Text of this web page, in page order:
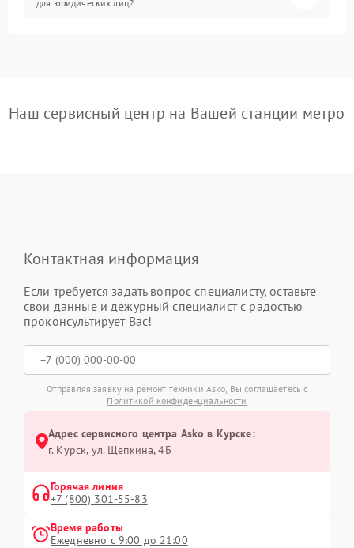
для юридических лиц?
Наш сервисный центр на Вашей станции метро
Контактная информация
Если требуется задать вопрос специалисту, оставьте
свои данные и дежурный специалист с радостью
проконсультирует Вас!
Отправляя заявку на ремонт техники Asko, Вы соглашаетесь с
Политикой конфиденциальности
Адрес сервисного центра Asko в Курске:
г. Курск, ул. Щепкина, 4Б
Горячая линия
+7 (800) 301-55-83
Время работы
Ежедневно с 9:00 до 21:00